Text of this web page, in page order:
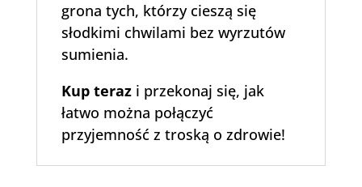
grona tych, którzy cieszą się
słodkimi chwilami bez wyrzutów
sumienia.
Kup terazi przekonaj się, jak
łatwo można połączyć
przyjemność z troską o zdrowie!